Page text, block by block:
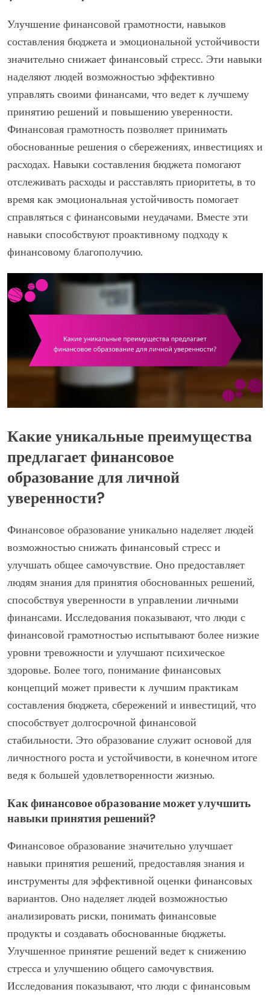
Улучшение финансовой грамотности, навыков
составления бюджета и эмоциональной устойчивости
значительно снижает финансовый стресс. Эти навыки
наделяют людей возможностью эффективно
управлять своими финансами, что ведет к лучшему
принятию решений и повышению уверенности.
Финансовая грамотность позволяет принимать
обоснованные решения о сбережениях, инвестициях и
расходах. Навыки составления бюджета помогают
отслеживать расходы и расставлять приоритеты, в то
время как эмоциональная устойчивость помогает
справляться с финансовыми неудачами. Вместе эти
навыки способствуют проактивному подходу к
финансовому благополучию.
Какие уникальные преимущества
предлагает финансовое
образование для личной
уверенности?
Финансовое образование уникально наделяет людей
возможностью снижать финансовый стресс и
улучшать общее самочувствие. Оно предоставляет
людям знания для принятия обоснованных решений,
способствуя уверенности в управлении личными
финансами. Исследования показывают, что люди с
финансовой грамотностью испытывают более низкие
уровни тревожности и улучшают психическое
здоровье. Более того, понимание финансовых
концепций может привести к лучшим практикам
составления бюджета, сбережений и инвестиций, что
способствует долгосрочной финансовой
стабильности. Это образование служит основой для
личностного роста и устойчивости, в конечном итоге
ведя к большей удовлетворенности жизнью.
Как финансовое образование может улучшить
навыки принятия решений?
Финансовое образование значительно улучшает
навыки принятия решений, предоставляя знания и
инструменты для эффективной оценки финансовых
вариантов. Оно наделяет людей возможностью
анализировать риски, понимать финансовые
продукты и создавать обоснованные бюджеты.
Улучшенное принятие решений ведет к снижению
стресса и улучшению общего самочувствия.
Исследования показывают, что люди с финансовым